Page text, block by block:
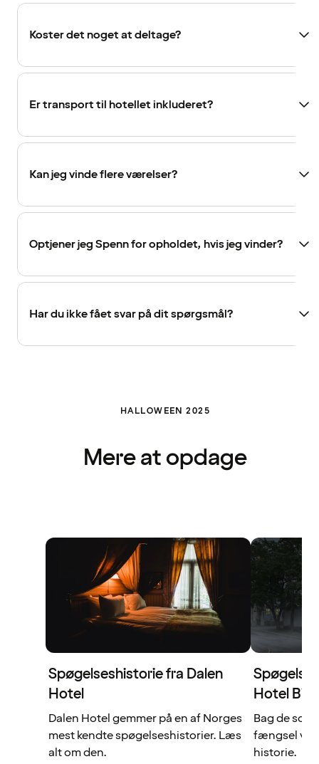
Koster det noget at deltage?
Er transport til hotellet inkluderet?
Kan jeg vinde flere værelser?
Optjener jeg Spenn for opholdet, hvis jeg vinder?
Har du ikke fået svar på dit spørgsmål?
HALLOWEEN 2025
Mere at opdage
Spøgelseshistorie fra Dalen
Hotel
Dalen Hotel gemmer på en af Norges
mest kendte spøgelseshistorier. Læs
alt om den.
Hotel
Bag de
fængsel
historie.